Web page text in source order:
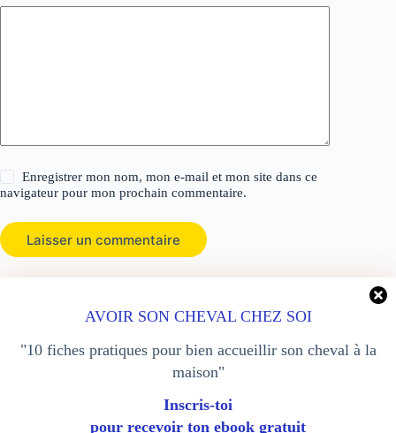
AVOIR SON CHEVAL CHEZ SOI
"10 fiches pratiques pour bien accueillir son cheval à la
maison"
Inscris-toi
pour recevoir ton ebook gratuit
Enregistrer mon nom, mon e-mail et mon site dans ce
navigateur pour mon prochain commentaire.
Laisser un commentaire
Pension équestre sur pistes
Blog
A propos
Contact
sitemap